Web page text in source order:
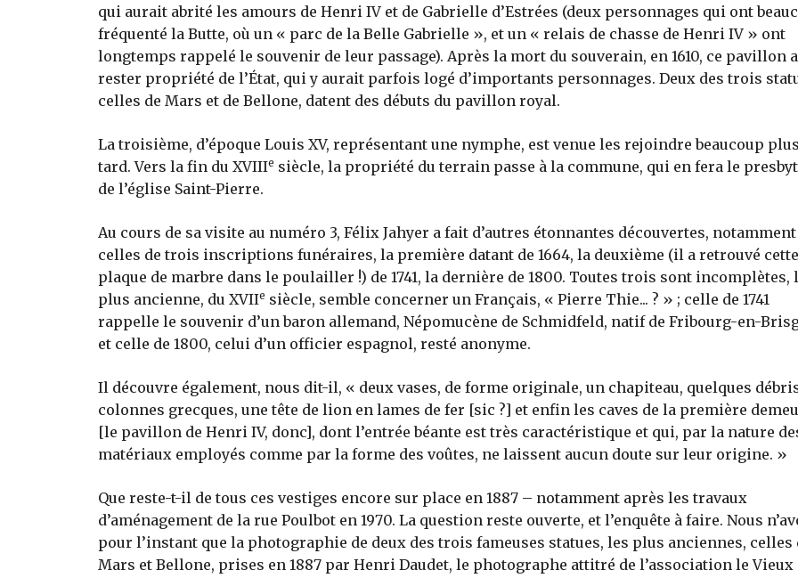
qui aurait abrité les amours de Henri IV et de Gabrielle d’Estrées (deux personnages qui ont
fréquenté la Butte, où un « parc de la Belle Gabrielle », et un « relais de chasse de Henri IV » ont
longtemps rappelé le souvenir de leur passage). Après la mort du souverain, en 1610, ce pavillon
rester propriété de l’État, qui y aurait parfois logé d’importants personnages. Deux des trois
celles de Mars et de Bellone, datent des débuts du pavillon royal.
La troisième, d’époque Louis XV, représentant une nymphe, est venue les rejoindre beaucoup plus
tard. Vers la fin du XVIIIe siècle, la propriété du terrain passe à la commune, qui en fera le
de l’église Saint-Pierre.
Au cours de sa visite au numéro 3, Félix Jahyer a fait d’autres étonnantes découvertes, notamment
celles de trois inscriptions funéraires, la première datant de 1664, la deuxième (il a retrouvé cette
plaque de marbre dans le poulailler !) de 1741, la dernière de 1800. Toutes trois sont incomplètes,
plus ancienne, du XVIIe siècle, semble concerner un Français, « Pierre Thie... ? » ; celle de 1741
rappelle le souvenir d’un baron allemand, Népomucène de Schmidfeld, natif de Fribourg-en-
et celle de 1800, celui d’un officier espagnol, resté anonyme.
Il découvre également, nous dit-il, « deux vases, de forme originale, un chapiteau, quelques
colonnes grecques, une tête de lion en lames de fer [sic ?] et enfin les caves de la première
[le pavillon de Henri IV, donc], dont l’entrée béante est très caractéristique et qui, par la nature
matériaux employés comme par la forme des voûtes, ne laissent aucun doute sur leur origine. »
Que reste-t-il de tous ces vestiges encore sur place en 1887 – notamment après les travaux
d’aménagement de la rue Poulbot en 1970. La question reste ouverte, et l’enquête à faire. Nous
pour l’instant que la photographie de deux des trois fameuses statues, les plus anciennes, celles
Mars et Bellone, prises en 1887 par Henri Daudet, le photographe attitré de l’association le Vieux